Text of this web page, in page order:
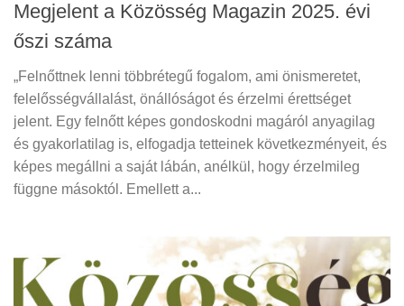
Megjelent a Közösség Magazin 2025. évi
őszi száma
„Felnőttnek lenni többrétegű fogalom, ami önismeretet,
felelősségvállalást, önállóságot és érzelmi érettséget
jelent. Egy felnőtt képes gondoskodni magáról anyagilag
és gyakorlatilag is, elfogadja tetteinek következményeit, és
képes megállni a saját lábán, anélkül, hogy érzelmileg
függne másoktól. Emellett a...